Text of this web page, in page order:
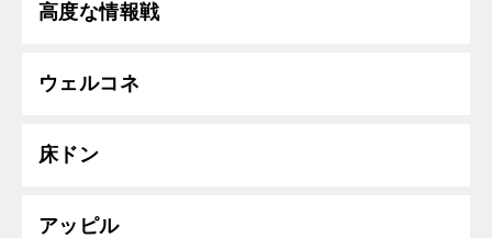
高度な情報戦
ウェルコネ
床ドン
アッピル